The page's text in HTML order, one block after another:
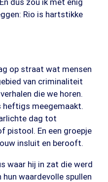
dus zou ik met enig
Rio is hartstikke
op straat wat mensen
van criminaliteit
die we horen.
heftigs meegemaakt.
dag tot
pistool. En een groepje
insluit en berooft.
waar hij in zat die werd
waardevolle spullen